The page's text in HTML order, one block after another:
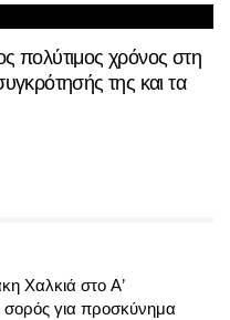
πολύτιμος χρόνος στη
της και τα
Χαλκιά στο Α’
σορός για προσκύνημα